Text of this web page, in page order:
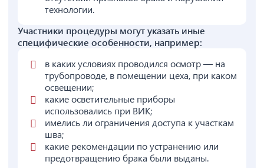
технологии.
Участники процедуры могут указать иные
специфические особенности, например:
в каких условиях проводился осмотр — на
трубопроводе, в помещении цеха, при каком
освещении;
какие осветительные приборы
использовались при ВИК;
имелись ли ограничения доступа к участкам
шва;
какие рекомендации по устранению или
предотвращению брака были выданы.